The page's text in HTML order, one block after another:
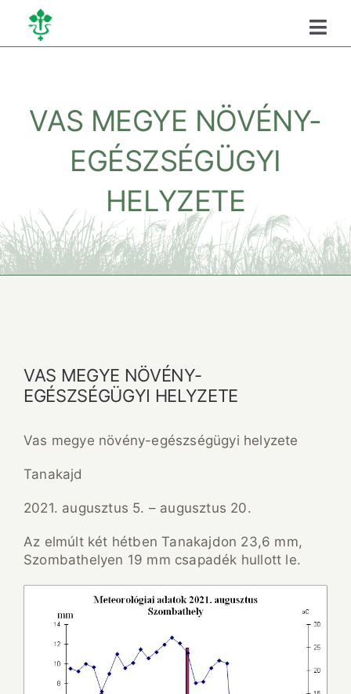
Kihagyás
Kamaráról
Szükséghelyzeti
VAS MEGYE NÖVÉNY-
EGÉSZSÉGÜGYI
HELYZETE
VAS MEGYE NÖVÉNY-
EGÉSZSÉGÜGYI HELYZETE
Vas megye növény-egészségügyi helyzete
Tanakajd
2021. augusztus 5. – augusztus 20.
Az elmúlt két hétben Tanakajdon 23,6 mm,
Szombathelyen 19 mm csapadék hullott le.